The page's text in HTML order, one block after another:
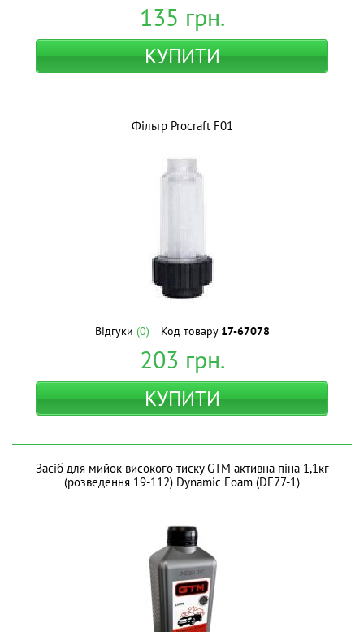
135 грн.
КУПИТИ
Фільтр Procraft F01
Відгуки (0) Код товару 17-67078
203 грн.
КУПИТИ
Засіб для мийок високого тиску GTM активна піна 1,1кг
(розведення 19-112) Dynamic Foam (DF77-1)